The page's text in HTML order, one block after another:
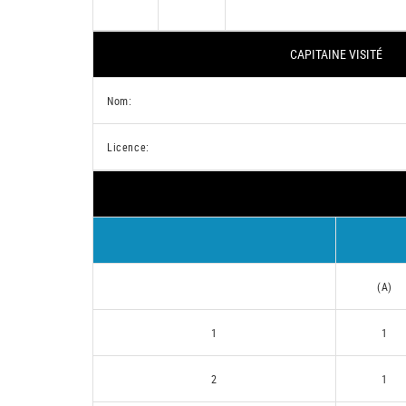
CAPITAINE VISITÉ
Nom:
Licence:
(A)
1 1
2 1